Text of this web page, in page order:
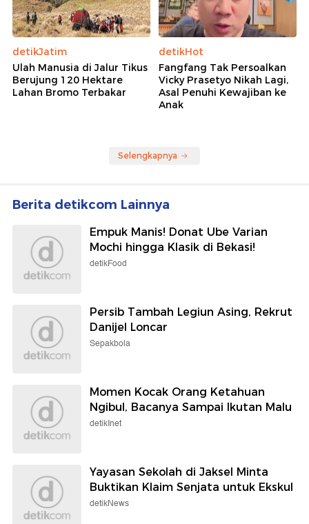
detikJatim
Ulah Manusia di Jalur Tikus
Berujung 120 Hektare
Lahan Bromo Terbakar
detikHot
Fangfang Tak Persoalkan
Vicky Prasetyo Nikah Lagi,
Asal Penuhi Kewajiban ke
Anak
Selengkapnya
Berita detikcom Lainnya
Empuk Manis! Donat Ube Varian
Mochi hingga Klasik di Bekasi!
detikFood
Persib Tambah Legiun Asing, Rekrut
Danijel Loncar
Sepakbola
Momen Kocak Orang Ketahuan
Ngibul, Bacanya Sampai Ikutan Malu
detikInet
Yayasan Sekolah di Jaksel Minta
Buktikan Klaim Senjata untuk Ekskul
detikNews